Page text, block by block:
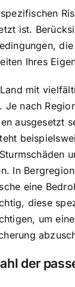
ist.
Ihres
mit
Je nach
ausgesetzt
In
eine
diese
um eine
der